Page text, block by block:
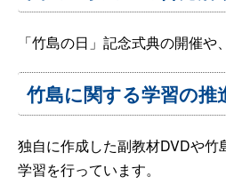
「竹島の日」記念式典の開催
竹島に関する学習の推
独自に作成した副教材DVDや
学習を行っています。